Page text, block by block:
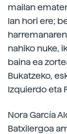
mailan
lan hori ere;
nahiko nuke,
baina ea
Bukatzeko,
Izquierdo eta
Nora García
Batxilergoa